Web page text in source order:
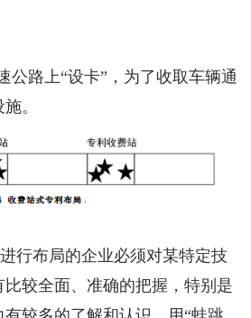
路上“设卡”，为了收取车辆通
。
布局的企业必须对某特定技
较全面、准确的把握，特别是